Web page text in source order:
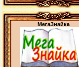
МегаЗнайка